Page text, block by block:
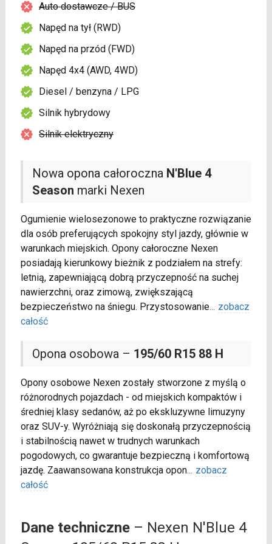
Nowa opona całoroczna N'Blue 4
Season marki Nexen
Ogumienie wielosezonowe to praktyczne rozwiązanie
dla osób preferujących spokojny styl jazdy, głównie w
warunkach miejskich. Opony całoroczne Nexen
posiadają kierunkowy bieżnik z podziałem na strefy:
letnią, zapewniającą dobrą przyczepność na suchej
nawierzchni, oraz zimową, zwiększającą
bezpieczeństwo na śniegu. Przystosowanie... zobacz
całość
Opona osobowa – 195/60 R15 88 H
Opony osobowe Nexen zostały stworzone z myślą o
różnorodnych pojazdach - od miejskich kompaktów i
średniej klasy sedanów, aż po ekskluzywne limuzyny
oraz SUV-y. Wyróżniają się doskonałą przyczepnością
i stabilnością nawet w trudnych warunkach
pogodowych, co gwarantuje bezpieczną i komfortową
jazdę. Zaawansowana konstrukcja opon... zobacz
całość
Auto dostawcze / BUS
Napęd na tył (RWD)
Napęd na przód (FWD)
Napęd 4x4 (AWD, 4WD)
Diesel / benzyna / LPG
Silnik hybrydowy
Silnik elektryczny
Dane techniczne– Nexen N'Blue 4